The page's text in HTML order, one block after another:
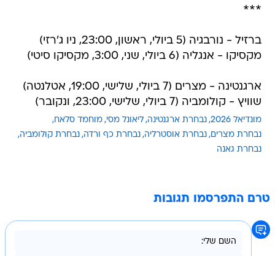
***
ברזיל - נורבגיה (5 ביולי, ראשון, 23:00, ניו ג'רזי)
מקסיקו - אנגליה (6 ביולי, שני, 3:00, מקסיקו סיטי)
ארגנטינה - מצרים (7 ביולי, שלישי, 19:00, אטלנטה)
שוויץ - קולומביה (7 ביולי, שלישי, 23:00, ונקובר)
מונדיאל 2026 נבחרת ארגנטינה ליאונל מסי מוחמד סלאח
נבחרת מצרים נבחרת אוסטרליה נבחרת כף ורדה נבחרת קולומביה
נבחרת גאנה
טרם התפרסמו תגובות